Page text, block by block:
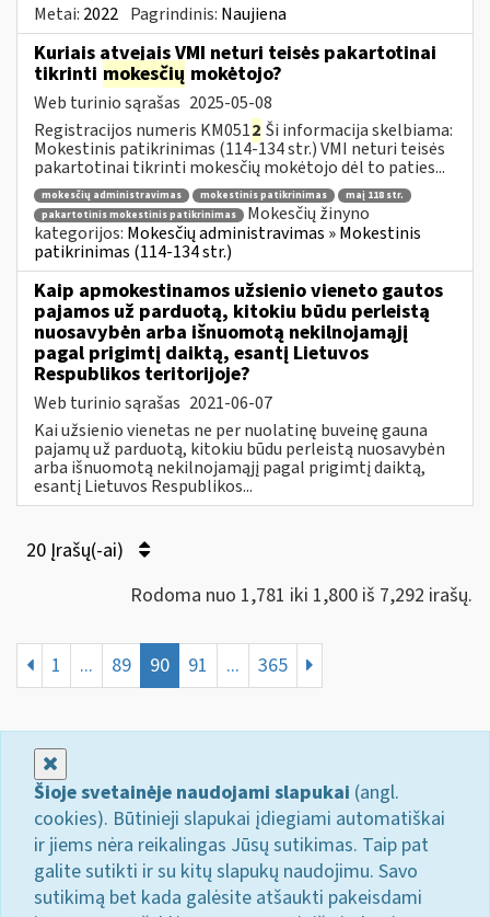
Metai: 2022 Pagrindinis: Naujiena
Kuriais atvejais VMI neturi teisės pakartotinai
tikrinti mokesčių mokėtojo?
Web turinio sąrašas 2025-05-08
Registracijos numeris KM0512 Ši informacija skelbiama:
Mokestinis patikrinimas (114-134 str.) VMI neturi teisės
pakartotinai tikrinti mokesčių mokėtojo dėl to paties...
mokesčių administravimas mokestinis patikrinimas
maį 118 str.
pakartotinis mokestinis patikrinimas
Mokesčių žinyno
kategorijos: Mokesčių administravimas » Mokestinis
patikrinimas (114-134 str.)
Kaip apmokestinamos užsienio vieneto gautos
pajamos už parduotą, kitokiu būdu perleistą
nuosavybėn arba išnuomotą nekilnojamąjį
pagal prigimtį daiktą, esantį Lietuvos
Respublikos teritorijoje?
Web turinio sąrašas 2021-06-07
Kai užsienio vienetas ne per nuolatinę buveinę gauna
pajamų už parduotą, kitokiu būdu perleistą nuosavybėn
arba išnuomotą nekilnojamąjį pagal prigimtį daiktą,
esantį Lietuvos Respublikos...
20 Įrašų(-ai)
Rodoma nuo 1,781 iki 1,800 iš 7,292 irašų.
1 ... 89 90 91 ... 365
Šioje svetainėje naudojami slapukai (angl.
cookies). Būtinieji slapukai įdiegiami automatiškai
ir jiems nėra reikalingas Jūsų sutikimas. Taip pat
galite sutikti ir su kitų slapukų naudojimu. Savo
sutikimą bet kada galėsite atšaukti pakeisdami